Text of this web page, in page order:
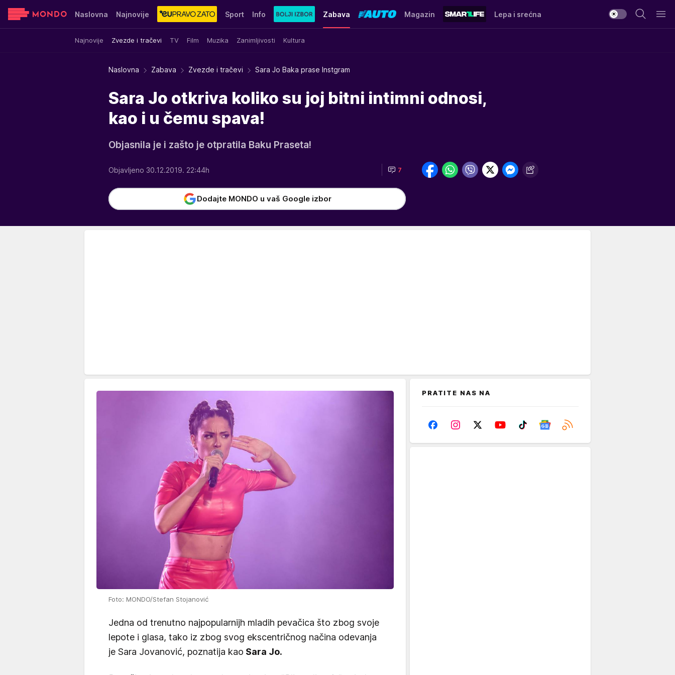
Naslovna Najnovije Sport Info Zabava
Najnovije Zvezde i tračevi TV Film Muzika Zanimljivosti Kultura
Magazin Lepa i srećna
Sensa Stvar ukusa Yumama
Naslovna Zabava Zvezde i tračevi Sara Jo Baka prase Instgram
Sara Jo otkriva koliko su joj bitni intimni odnosi,
kao i u čemu spava!
Objasnila je i zašto je otpratila Baku Praseta!
Objavljeno 30.12.2019. 22:44h 7
Dodajte MONDO u vaš Google izbor
Foto: MONDO/Stefan Stojanović
Jedna od trenutno najpopularnijh mladih pevačica što zbog svoje
lepote i glasa, tako iz zbog svog ekscentričnog načina odevanja
je Sara Jovanović, poznatija kao Sara Jo.
PRATITE NAS NA